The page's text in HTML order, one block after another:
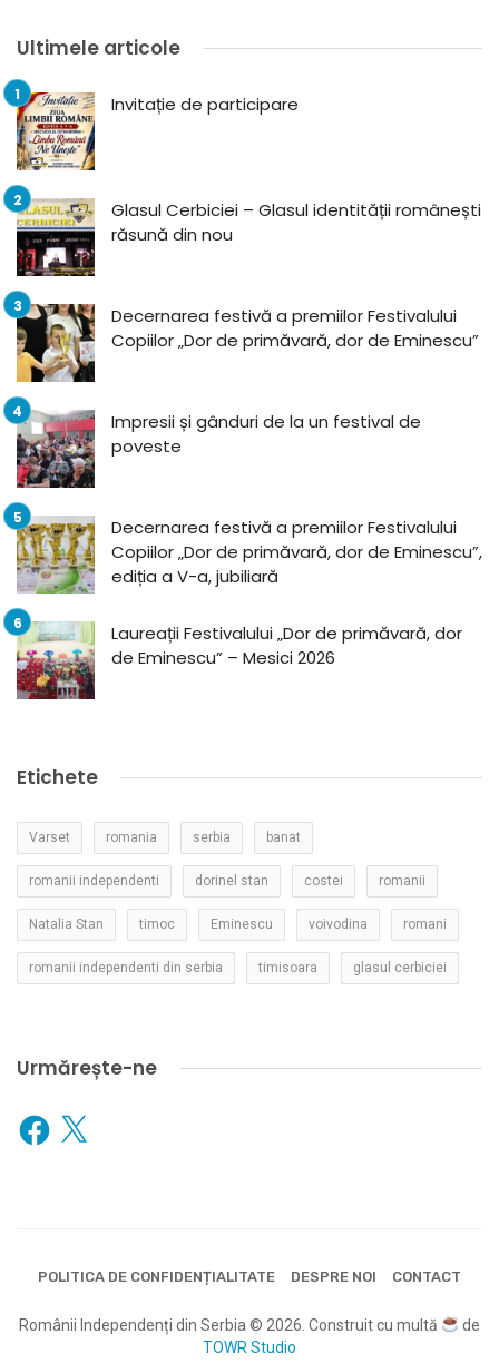
Ultimele articole
Invitație de participare
Glasul Cerbiciei – Glasul identității românești
răsună din nou
Decernarea festivă a premiilor Festivalului
Copiilor „Dor de primăvară, dor de Eminescu”
Impresii și gânduri de la un festival de
poveste
Decernarea festivă a premiilor Festivalului
Copiilor „Dor de primăvară, dor de Eminescu”,
ediția a V-a, jubiliară
Laureații Festivalului „Dor de primăvară, dor
de Eminescu” – Mesici 2026
Etichete
Varset romania serbia banat
romanii independenti dorinel stan costei romanii
Natalia Stan timoc Eminescu voivodina romani
romanii independenti din serbia timisoara glasul cerbiciei
Urmărește-ne
Facebook
X
POLITICA DE CONFIDENȚIALITATE DESPRE NOI CONTACT
Românii Independenți din Serbia © 2026. Construit cu multă
de
TOWR Studio